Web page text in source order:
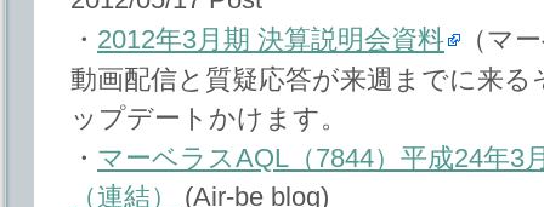
・ 2012年3月期 決算説明会資料
（マ
動画配信と質疑応答が来週までに来
ップデートかけます。
・ マーベラスAQL（7844）平成24年3
（連結）
(Air-be blog)